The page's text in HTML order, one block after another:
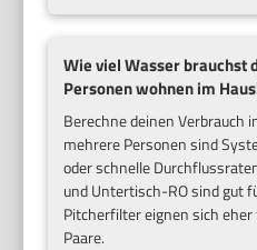
Wie viel Wasser brauchst
Personen wohnen im
Berechne deinen Verbrauch
mehrere Personen sind
oder schnelle
und Untertisch-RO sind gut
Pitcherfilter eignen sich
Paare.